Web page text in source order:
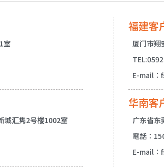
室
城汇隽2号楼1002室
福建客
厦门市翔
E-mail
华南客
广东省东
電話：
E-mail